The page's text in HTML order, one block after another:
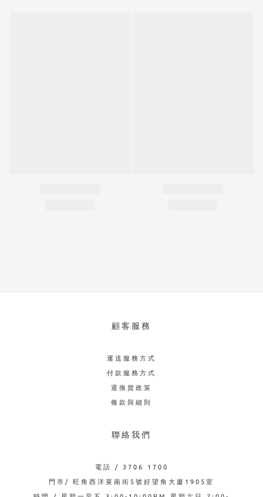
顧客服務
運送服務方式
付款服務方式
退換貨政策
條款與細則
聯絡我們
電話 / 3706 1700
門市/ 旺角西洋菜南街5號好望角大廈1905室